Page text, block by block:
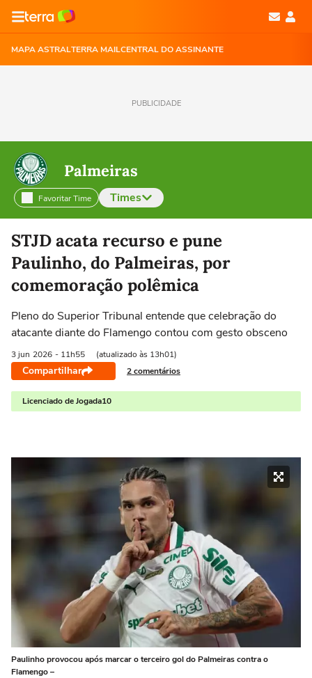
MAPA ASTRALTERRA MAILCENTRAL DO ASSINANTE
PUBLICIDADE
Palmeiras
Favoritar Time Times
Selecione o time para ver as notícias
STJD acata recurso e pune
Paulinho, do Palmeiras, por
comemoração polêmica
Pleno do Superior Tribunal entende que celebração do
atacante diante do Flamengo contou com gesto obsceno
3 jun 2026 - 11h55 (atualizado às 13h01)
Compartilhar 2 comentários
Licenciado de Jogada10
Paulinho provocou após marcar o terceiro gol do Palmeiras contra o
Flamengo –